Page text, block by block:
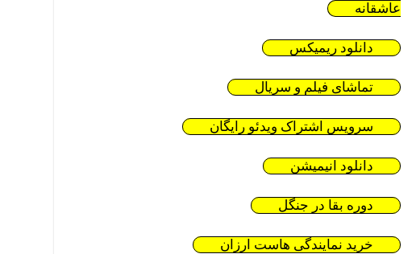
عاشقانه
دانلود ریمیکس
تماشای فیلم و سریال
سرویس اشتراک ویدئو رایگان
دانلود انیمیشن
دوره بقا در جنگل
خرید نمایندگی هاست ارزان